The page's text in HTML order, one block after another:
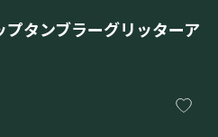
タンブラーグリッターア